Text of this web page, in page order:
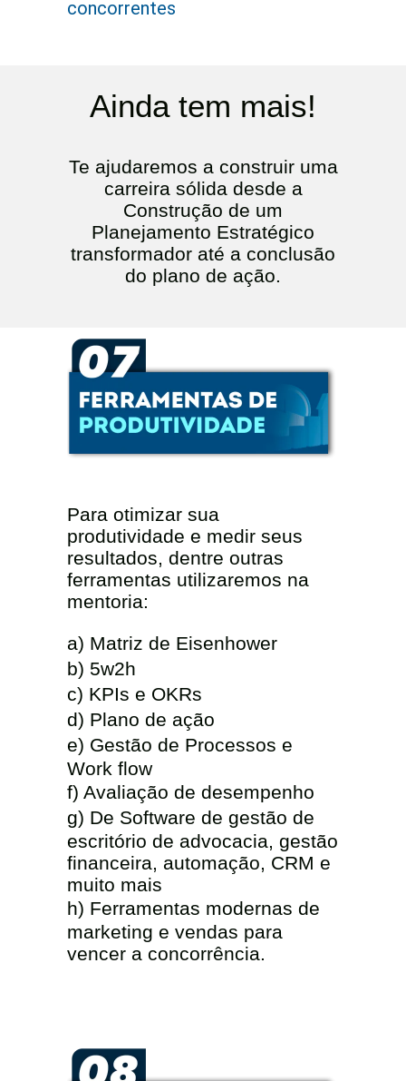
concorrentes
Ainda tem mais!
Te ajudaremos a construir uma
carreira sólida desde a
Construção de um
Planejamento Estratégico
transformador até a conclusão
do plano de ação.
Para otimizar sua
produtividade e medir seus
resultados, dentre outras
ferramentas utilizaremos na
mentoria:
ㅤㅤa) Matriz de Eisenhower
ㅤㅤb) 5w2h
ㅤㅤc) KPIs e OKRs
ㅤㅤd) Plano de ação
ㅤㅤe) Gestão de Processos e
Work flow
ㅤㅤf) Avaliação de desempenho
ㅤㅤg) De Software de gestão de
escritório de advocacia, gestão
financeira, automação, CRM e
muito mais
ㅤㅤh) Ferramentas modernas de
marketing e vendas para
vencer a concorrência.